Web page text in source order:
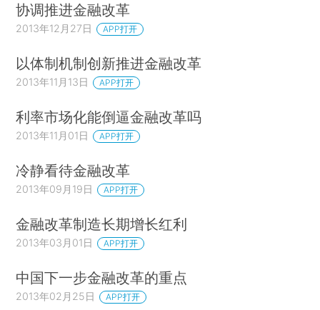
协调推进金融改革
2013年12月27日 APP打开
以体制机制创新推进金融改革
2013年11月13日 APP打开
利率市场化能倒逼金融改革吗
2013年11月01日 APP打开
冷静看待金融改革
2013年09月19日 APP打开
金融改革制造长期增长红利
2013年03月01日 APP打开
中国下一步金融改革的重点
2013年02月25日 APP打开